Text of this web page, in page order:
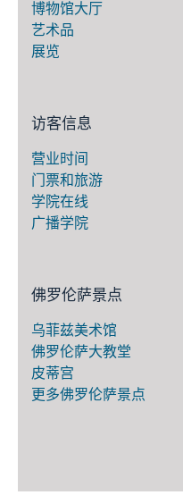
博物馆大厅
艺术品
展览
访客信息
营业时间
门票和旅游
学院在线
广播学院
佛罗伦萨景点
乌菲兹美术馆
佛罗伦萨大教堂
皮蒂宫
更多佛罗伦萨景点